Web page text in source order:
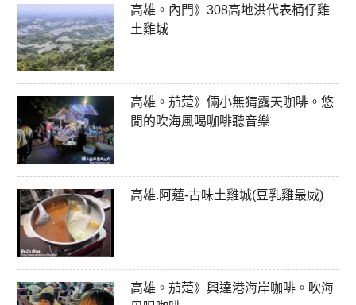
高雄。內門》308高地洪代表桶仔雞
土雞城
高雄。茄萣》倆小無猜露天咖啡。悠
閒的吹海風喝咖啡聽音樂
高雄.阿蓮-古味土雞城(豆乳雞最威)
高雄。茄萣》興達港海岸咖啡。吹海